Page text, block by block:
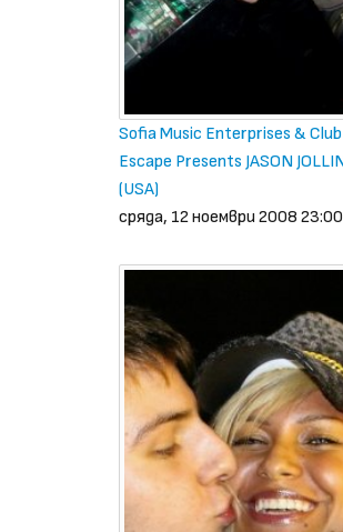
Sofia Music Enterprises & Club
Escape Presents JASON
(USA)
сряда, 12 ноември 2008 23:00